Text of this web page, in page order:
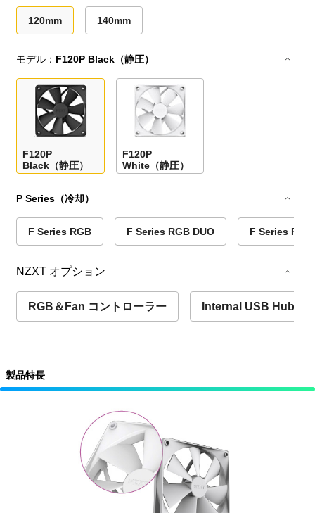
120mm 140mm
モデル： F120P Black（静圧）
F120P
Black（静圧）
F120P
White（静圧）
P Series（冷却）
F Series RGB F Series RGB DUO F Series
NZXT オプション
RGB＆Fan コントローラー Internal USB Hub
製品特長